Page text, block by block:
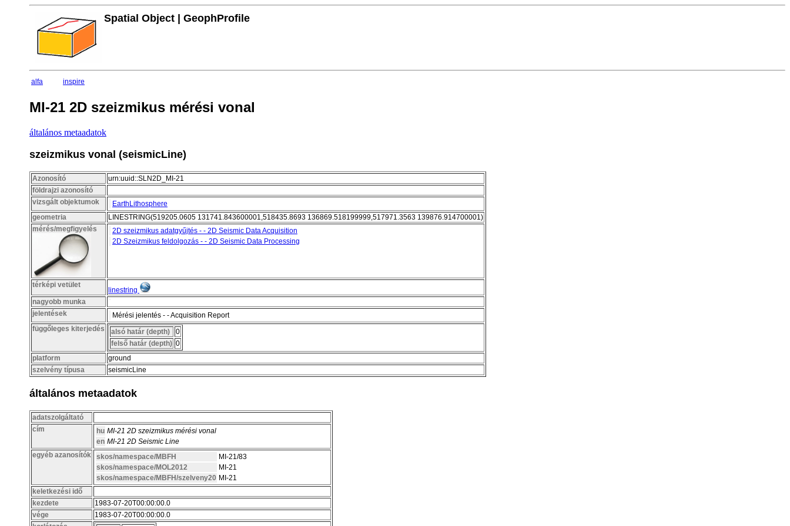
Spatial Object | GeophProfile
alfa inspire
MI-21 2D szeizmikus mérési vonal
általános metaadatok
szeizmikus vonal (seismicLine)
Azonosító
urn:uuid::SLN2D_MI-21
földrajzi azonosító
vizsgált objektumok
EarthLithosphere
geometria
LINESTRING(519205.0605 131741.843600001,518435.8693 136869.518199999,517971.3563 139876.914700001)
mérés/megfigyelés
2D szeizmikus adatgyűjtés - - 2D Seismic Data Acquisition
2D Szeizmikus feldolgozás - - 2D Seismic Data Processing
térképi vetület
linestring
nagyobb munka
jelentések
Mérési jelentés - - Acquisition Report
függőleges kiterjedés
alsó határ (depth)
0
felső határ (depth) 0
platform
ground
szelvény típusa
seismicLine
általános metaadatok
adatszolgáltató
cím
hu MI-21 2D szeizmikus mérési vonal
en MI-21 2D Seismic Line
egyéb azanosítók
skos/namespace/MBFH
MI-21/83
skos/namespace/MOL2012
MI-21
skos/namespace/MBFH/szelveny20 MI-21
keletkezési idő
kezdete
1983-07-20T00:00:00.0
vége
1983-07-20T00:00:00.0